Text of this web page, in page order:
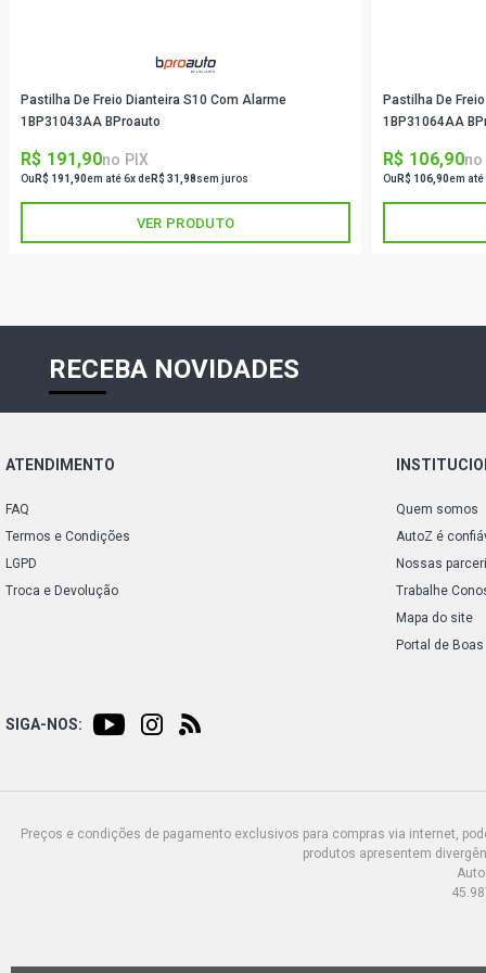
Pastilha De Freio Dianteira S10 Com Alarme
1BP31043AA BProauto
R$ 191,90no PIX
Ou R$ 191,90em até 6x deR$ 31,98sem juros
VER PRODUTO
Pastilha De
1BP31064AA
R$ 106,90no
Ou R$ 106,90em até
RECEBA NOVIDADES
ATENDIMENTO
FAQ
Termos e Condições
LGPD
Troca e Devolução
Quem somos
AutoZ é
Nossas
Trabalhe
Mapa do site
Portal de
SIGA-NOS:
Preços e condições de pagamento exclusivos para compras via internet,
produtos apresentem